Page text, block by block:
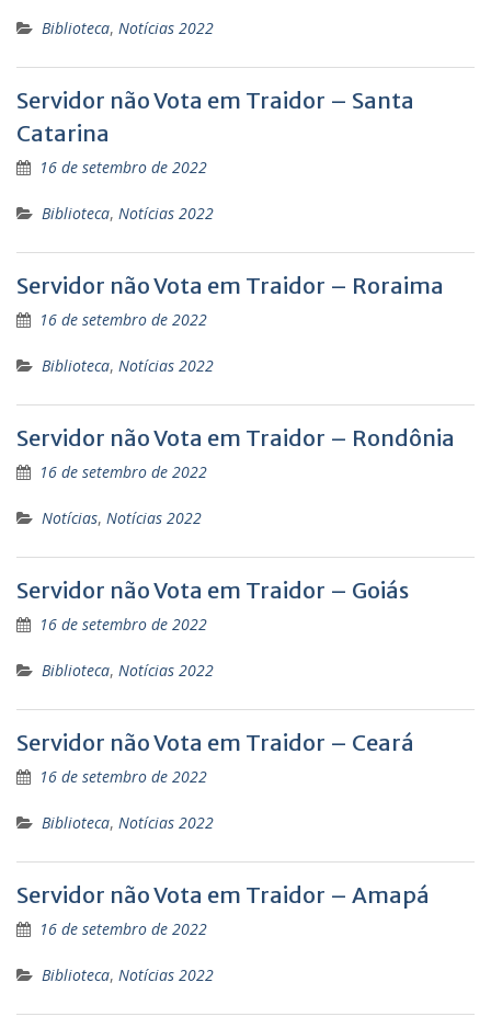
Biblioteca, Notícias 2022
Servidor não Vota em Traidor – Santa
Catarina
16 de setembro de 2022
Biblioteca, Notícias 2022
Servidor não Vota em Traidor – Roraima
16 de setembro de 2022
Biblioteca, Notícias 2022
Servidor não Vota em Traidor – Rondônia
16 de setembro de 2022
Notícias, Notícias 2022
Servidor não Vota em Traidor – Goiás
16 de setembro de 2022
Biblioteca, Notícias 2022
Servidor não Vota em Traidor – Ceará
16 de setembro de 2022
Biblioteca, Notícias 2022
Servidor não Vota em Traidor – Amapá
16 de setembro de 2022
Biblioteca, Notícias 2022